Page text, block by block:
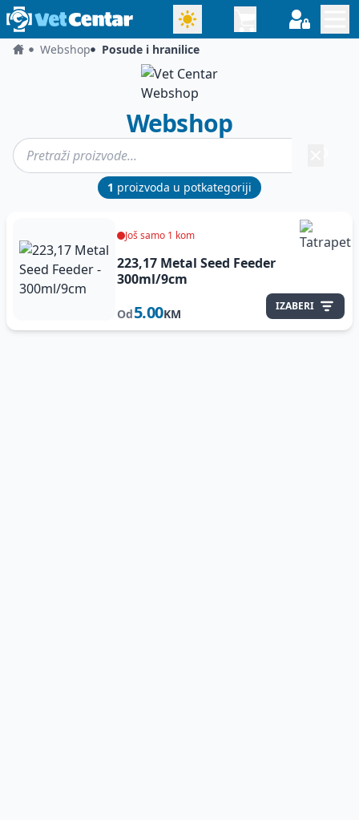
Webshop Posude i hranilice
Webshop
1 proizvoda u potkategoriji
Još samo 1 kom
223,17 Metal Seed Feeder
300ml/9cm
Od5.00KM
IZABERI